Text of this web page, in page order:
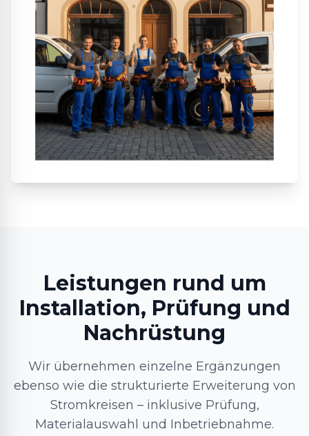
Leistungen rund um
Installation, Prüfung und
Nachrüstung
Wir übernehmen einzelne Ergänzungen
ebenso wie die strukturierte Erweiterung von
Stromkreisen – inklusive Prüfung,
Materialauswahl und Inbetriebnahme.